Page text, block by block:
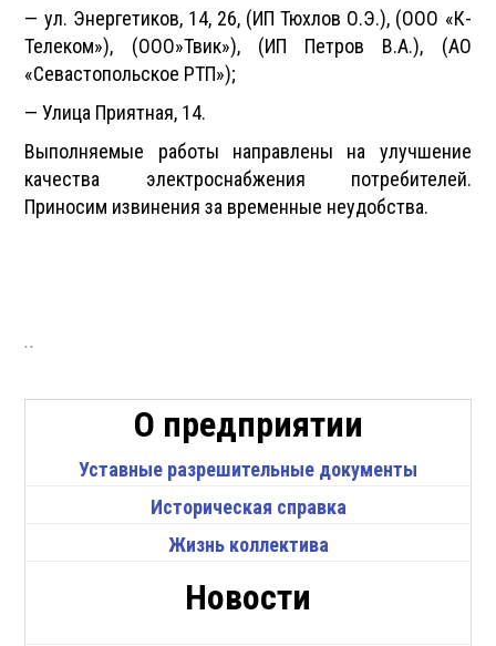
— ул. Энергетиков, 14, 26, (ИП Тюхлов О.Э.), (ООО «К-
Телеком»), (ООО»Твик»), (ИП Петров В.А.), (АО
«Севастопольское РТП»);
— Улица Приятная, 14.
Выполняемые работы направлены на улучшение
качества электроснабжения потребителей.
Приносим извинения за временные неудобства.
..
О предприятии
Уставные разрешительные документы
Историческая справка
Жизнь коллектива
Новости